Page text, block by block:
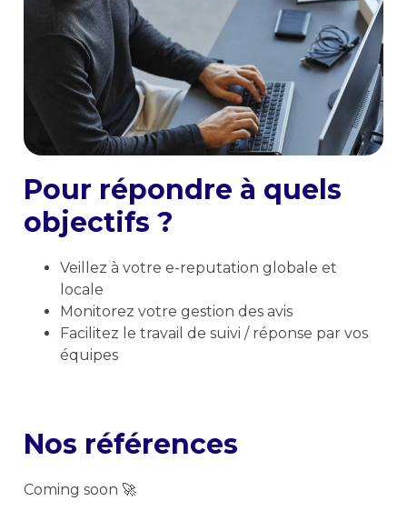
Pour répondre à quels
objectifs ?
Veillez à votre e-reputation globale et
locale
Monitorez votre gestion des avis
Facilitez le travail de suivi / réponse par vos
équipes
Nos références
Coming soon 🚀